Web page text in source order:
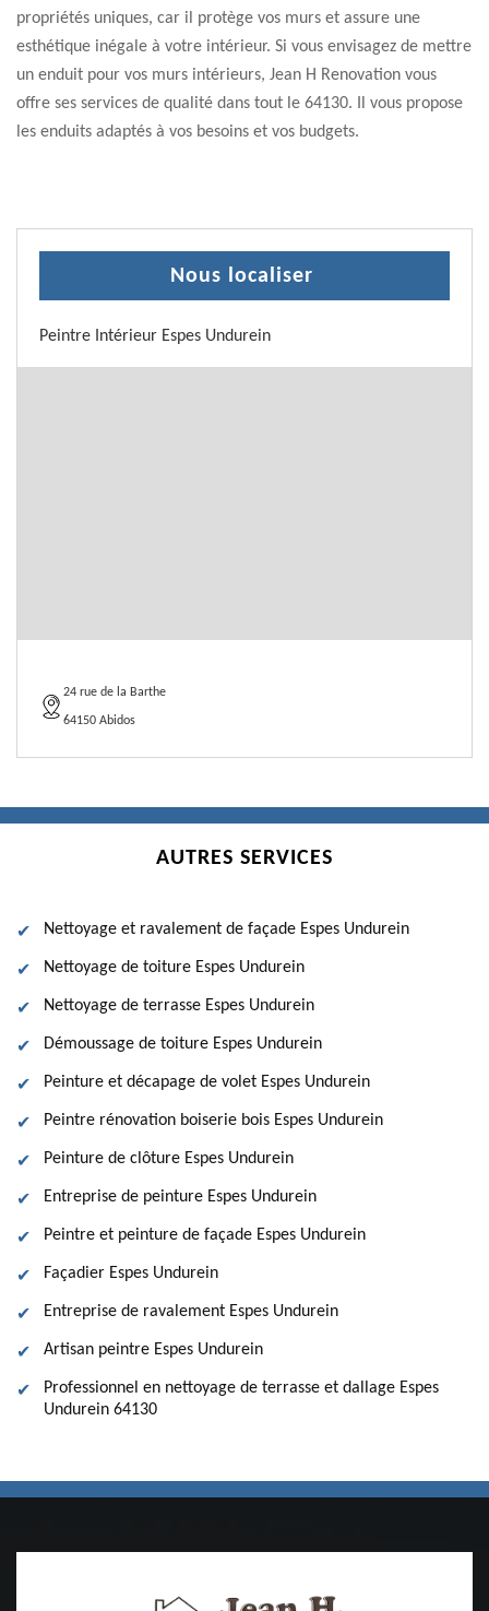
propriétés uniques, car il protège vos murs et assure une
esthétique inégale à votre intérieur. Si vous envisagez de mettre
un enduit pour vos murs intérieurs, Jean H Renovation vous
offre ses services de qualité dans tout le 64130. Il vous propose
les enduits adaptés à vos besoins et vos budgets.
Nous localiser
Peintre Intérieur Espes Undurein
24 rue de la Barthe
64150 Abidos
AUTRES SERVICES
Nettoyage et ravalement de façade Espes Undurein
Nettoyage de toiture Espes Undurein
Nettoyage de terrasse Espes Undurein
Démoussage de toiture Espes Undurein
Peinture et décapage de volet Espes Undurein
Peintre rénovation boiserie bois Espes Undurein
Peinture de clôture Espes Undurein
Entreprise de peinture Espes Undurein
Peintre et peinture de façade Espes Undurein
Façadier Espes Undurein
Entreprise de ravalement Espes Undurein
Artisan peintre Espes Undurein
Professionnel en nettoyage de terrasse et dallage Espes
Undurein 64130